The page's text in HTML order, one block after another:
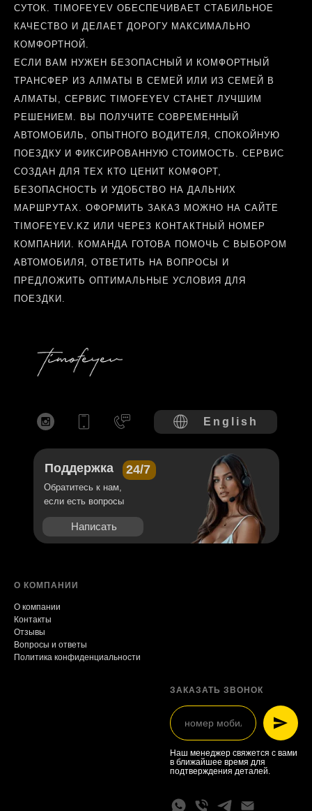
СУТОК. TIMOFEYEV ОБЕСПЕЧИВАЕТ СТАБИЛЬНОЕ
КАЧЕСТВО И ДЕЛАЕТ ДОРОГУ МАКСИМАЛЬНО
КОМФОРТНОЙ.
ЕСЛИ ВАМ НУЖЕН БЕЗОПАСНЫЙ И КОМФОРТНЫЙ
ТРАНСФЕР ИЗ АЛМАТЫ В СЕМЕЙ ИЛИ ИЗ СЕМЕЙ В
АЛМАТЫ, СЕРВИС TIMOFEYEV СТАНЕТ ЛУЧШИМ
РЕШЕНИЕМ. ВЫ ПОЛУЧИТЕ СОВРЕМЕННЫЙ
АВТОМОБИЛЬ, ОПЫТНОГО ВОДИТЕЛЯ, СПОКОЙНУЮ
ПОЕЗДКУ И ФИКСИРОВАННУЮ СТОИМОСТЬ. СЕРВИС
СОЗДАН ДЛЯ ТЕХ КТО ЦЕНИТ КОМФОРТ,
БЕЗОПАСНОСТЬ И УДОБСТВО НА ДАЛЬНИХ
МАРШРУТАХ. ОФОРМИТЬ ЗАКАЗ МОЖНО НА САЙТЕ
TIMOFEYEV.KZ ИЛИ ЧЕРЕЗ КОНТАКТНЫЙ НОМЕР
КОМПАНИИ. КОМАНДА ГОТОВА ПОМОЧЬ С ВЫБОРОМ
АВТОМОБИЛЯ, ОТВЕТИТЬ НА ВОПРОСЫ И
ПРЕДЛОЖИТЬ ОПТИМАЛЬНЫЕ УСЛОВИЯ ДЛЯ
ПОЕЗДКИ.
Написать
24/7
Поддержка
Обратитесь к нам,
если есть вопросы
English
О КОМПАНИИ
О компании
Контакты
Отзывы
Вопросы и ответы
Политика конфиденциальности
ЗАКАЗАТЬ ЗВОНОК
Наш менеджер свяжется с вами
в ближайшее время для
подтверждения деталей.